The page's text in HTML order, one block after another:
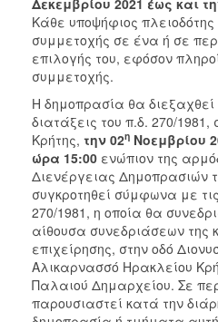
2013
ΔΗΜΟΤΗΣ
ΕΠΙΣΚΕΠΤΗΣ
ΗΡΑΚΛΕΙΟ
Κάθε υποψήφιος
συμμετοχής σε ένα ή σε
επιλογής του, εφόσον
συμμετοχής.
Η δημοπρασία θα
διατάξεις του π.δ. 270/1981,
Κρήτης, την 02η Νοεμβρίου
ώρα 15:00 ενώπιον της
Διενέργειας Δημοπρασιών
συγκροτηθεί σύμφωνα με
270/1981, η οποία θα
αίθουσα συνεδριάσεων της
επιχείρησης, στην οδό
Αλικαρνασσό Ηρακλείου
Παλαιού Δημαρχείου. Σε
παρουσιαστεί κατά την